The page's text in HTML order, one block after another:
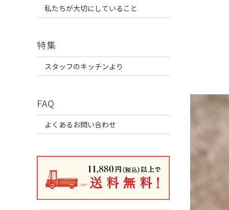
私たちが大切にしていること
特集
スタッフのキッチンより
FAQ
よくあるお問い合わせ